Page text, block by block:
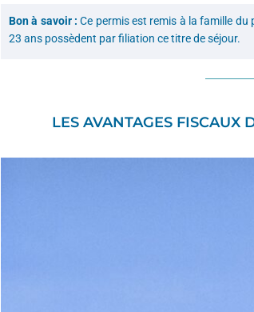
Bon à savoir : Ce permis est remis à la famille du
23 ans possèdent par filiation ce titre de séjour.
LES AVANTAGES FISCAUX